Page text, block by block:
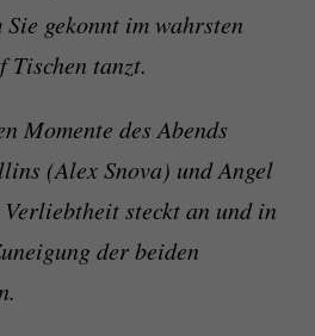
gekonnt im wahrsten
Tischen tanzt.
Momente des Abends
(Alex Snova) und Angel
steckt an und in
der beiden